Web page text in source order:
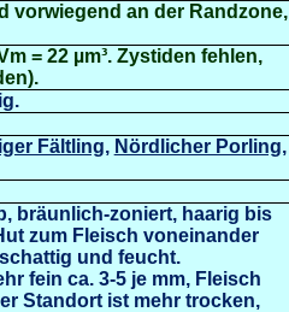
vorwiegend an der Randzone,
= 22 µm³. Zystiden fehlen,
).
Fältling, Nördlicher Porling,
bräunlich-zoniert, haarig bis
zum Fleisch voneinander
und feucht.
fein ca. 3-5 je mm, Fleisch
Standort ist mehr trocken,